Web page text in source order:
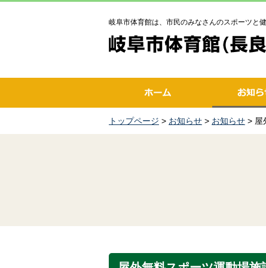
岐阜市体育館は、市民のみなさんのスポーツと
トップページ > お知らせ > お知らせ > 屋